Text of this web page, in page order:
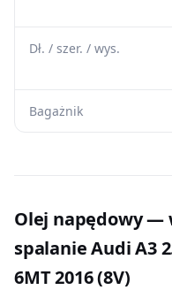
Dł. / szer. / wys.
Bagażnik
Olej napędowy —
spalanie Audi A3
6MT 2016 (8V)